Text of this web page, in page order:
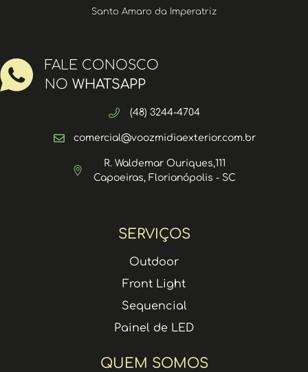
SERVIÇOS
Outdoor
Front Light
Sequencial
Painel de LED
QUEM SOMOS
Santo Amaro da Imperatriz
FALE CONOSCO
NO WHATSAPP
(48) 3244-4704
comercial@voozmidiaexterior.com.br
R. Waldemar Ouriques,111
Capoeiras, Florianópolis - SC